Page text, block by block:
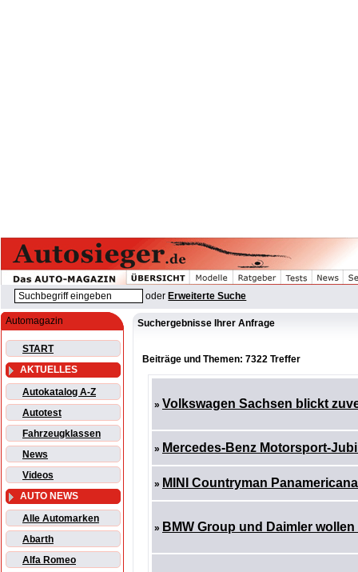
oder Erweiterte Suche
Automagazin
START
AKTUELLES
Autokatalog A-Z
Autotest
Fahrzeugklassen
News
Videos
AUTO NEWS
Alle Automarken
Abarth
Alfa Romeo
Suchergebnisse Ihrer Anfrage
Beiträge und Themen: 7322 Treffer
» Volkswagen Sachsen blickt
» Mercedes-Benz Motorsport-
» MINI Countryman
» BMW Group und Daimler